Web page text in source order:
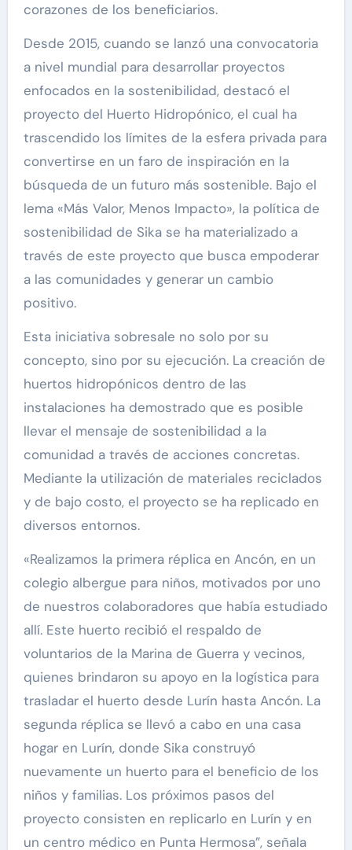
corazones de los beneficiarios.
Desde 2015, cuando se lanzó una convocatoria
a nivel mundial para desarrollar proyectos
enfocados en la sostenibilidad, destacó el
proyecto del Huerto Hidropónico, el cual ha
trascendido los límites de la esfera privada para
convertirse en un faro de inspiración en la
búsqueda de un futuro más sostenible. Bajo el
lema «Más Valor, Menos Impacto», la política de
sostenibilidad de Sika se ha materializado a
través de este proyecto que busca empoderar
a las comunidades y generar un cambio
positivo.
Esta iniciativa sobresale no solo por su
concepto, sino por su ejecución. La creación de
huertos hidropónicos dentro de las
instalaciones ha demostrado que es posible
llevar el mensaje de sostenibilidad a la
comunidad a través de acciones concretas.
Mediante la utilización de materiales reciclados
y de bajo costo, el proyecto se ha replicado en
diversos entornos.
«Realizamos la primera réplica en Ancón, en un
colegio albergue para niños, motivados por uno
de nuestros colaboradores que había estudiado
allí. Este huerto recibió el respaldo de
voluntarios de la Marina de Guerra y vecinos,
quienes brindaron su apoyo en la logística para
trasladar el huerto desde Lurín hasta Ancón. La
segunda réplica se llevó a cabo en una casa
hogar en Lurín, donde Sika construyó
nuevamente un huerto para el beneficio de los
niños y familias. Los próximos pasos del
proyecto consisten en replicarlo en Lurín y en
un centro médico en Punta Hermosa”, señala